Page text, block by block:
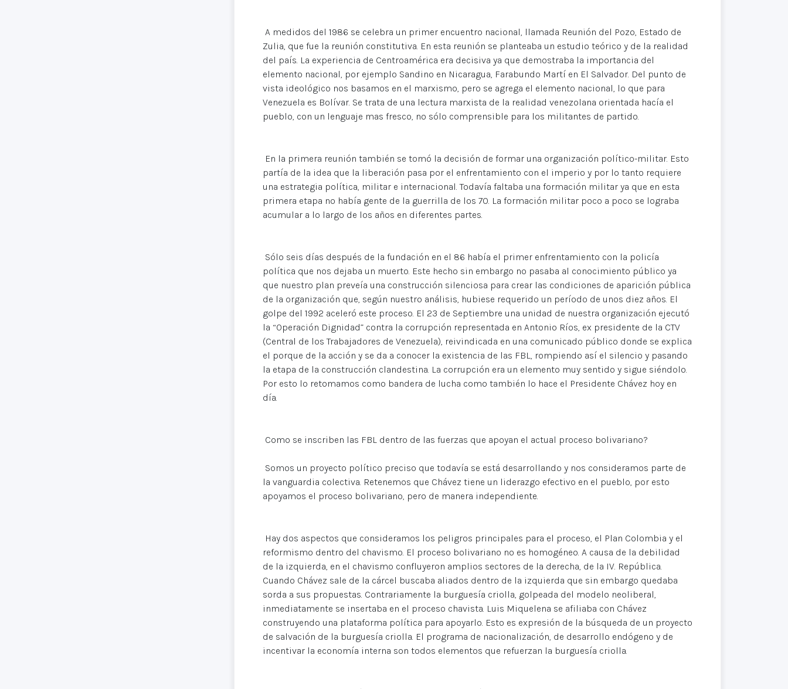
A medidos del 1986 se celebra un primer encuentro nacional, llamada Reunión del Pozo, Estado de
Zulia, que fue la reunión constitutiva. En esta reunión se planteaba un estudio teórico y de la realidad
del país. La experiencia de Centroamérica era decisiva ya que demostraba la importancia del
elemento nacional, por ejemplo Sandino en Nicaragua, Farabundo Martí en El Salvador. Del punto de
vista ideológico nos basamos en el marxismo, pero se agrega el elemento nacional, lo que para
Venezuela es Bolívar. Se trata de una lectura marxista de la realidad venezolana orientada hacía el
pueblo, con un lenguaje mas fresco, no sólo comprensible para los militantes de partido.
En la primera reunión también se tomó la decisión de formar una organización político-militar. Esto
partía de la idea que la liberación pasa por el enfrentamiento con el imperio y por lo tanto requiere
una estrategia política, militar e internacional. Todavía faltaba una formación militar ya que en esta
primera etapa no había gente de la guerrilla de los 70. La formación militar poco a poco se lograba
acumular a lo largo de los años en diferentes partes.
Sólo seis días después de la fundación en el 86 había el primer enfrentamiento con la policía
política que nos dejaba un muerto. Este hecho sin embargo no pasaba al conocimiento público ya
que nuestro plan preveía una construcción silenciosa para crear las condiciones de aparición pública
de la organización que, según nuestro análisis, hubiese requerido un período de unos diez años. El
golpe del 1992 aceleró este proceso. El 23 de Septiembre una unidad de nuestra organización ejecutó
la “Operación Dignidad” contra la corrupción representada en Antonio Ríos, ex presidente de la CTV
(Central de los Trabajadores de Venezuela), reivindicada en una comunicado público donde se explica
el porque de la acción y se da a conocer la existencia de las FBL, rompiendo así el silencio y pasando
la etapa de la construcción clandestina. La corrupción era un elemento muy sentido y sigue siéndolo.
Por esto lo retomamos como bandera de lucha como también lo hace el Presidente Chávez hoy en
día.
Como se inscriben las FBL dentro de las fuerzas que apoyan el actual proceso bolivariano?
Somos un proyecto político preciso que todavía se está desarrollando y nos consideramos parte de
la vanguardia colectiva. Retenemos que Chávez tiene un liderazgo efectivo en el pueblo, por esto
apoyamos el proceso bolivariano, pero de manera independiente.
Hay dos aspectos que consideramos los peligros principales para el proceso, el Plan Colombia y el
reformismo dentro del chavismo. El proceso bolivariano no es homogéneo. A causa de la debilidad
de la izquierda, en el chavismo confluyeron amplios sectores de la derecha, de la IV. República.
Cuando Chávez sale de la cárcel buscaba aliados dentro de la izquierda que sin embargo quedaba
sorda a sus propuestas. Contrariamente la burguesía criolla, golpeada del modelo neoliberal,
inmediatamente se insertaba en el proceso chavista. Luis Miquelena se afiliaba con Chávez
construyendo una plataforma política para apoyarlo. Esto es expresión de la búsqueda de un proyecto
de salvación de la burguesía criolla. El programa de nacionalización, de desarrollo endógeno y de
incentivar la economía interna son todos elementos que refuerzan la burguesía criolla.